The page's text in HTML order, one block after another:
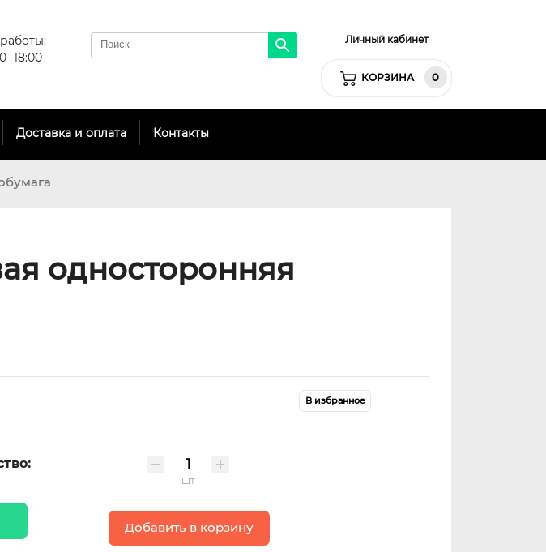
18:00
Личный кабинет
КОРЗИНА 0
Доставка и оплата Контакты
односторонняя
шт
Добавить в корзину
В избранное